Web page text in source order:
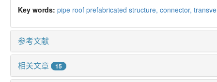
Key words: pipe roof prefabricated structure, connector,
参考文献
相关文章 15